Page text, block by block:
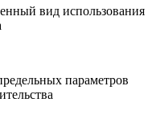
вид использования
параметров